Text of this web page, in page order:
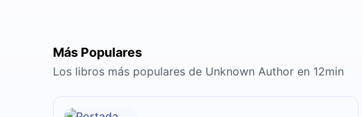
Más Populares
Los libros más populares de Unknown Author en 12min